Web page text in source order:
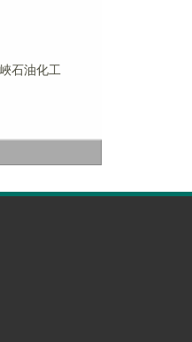
石油化工